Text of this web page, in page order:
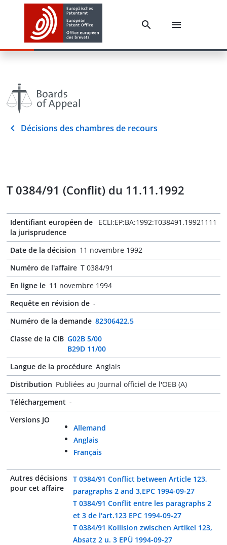
Décisions des chambres de recours
T 0384/91 (Conflit) du 11.11.1992
Identifiant européen de
la jurisprudence
ECLI:EP:BA:1992:T038491.19921111
Date de la décision 11 novembre 1992
Numéro de l'affaire T 0384/91
En ligne le 11 novembre 1994
Requête en révision de -
Numéro de la demande 82306422.5
Classe de la CIB G02B 5/00
B29D 11/00
Langue de la procédure Anglais
Distribution Publiées au Journal officiel de l'OEB (A)
Téléchargement -
Versions JO
Allemand
Anglais
Français
Autres décisions
pour cet affaire
T 0384/91 Conflict between Article 123,
paragraphs 2 and 3,EPC 1994-09-27
T 0384/91 Conflit entre les paragraphs 2
et 3 de l'art.123 EPC 1994-09-27
T 0384/91 Kollision zwischen Artikel 123,
Absatz 2 u. 3 EPÜ 1994-09-27